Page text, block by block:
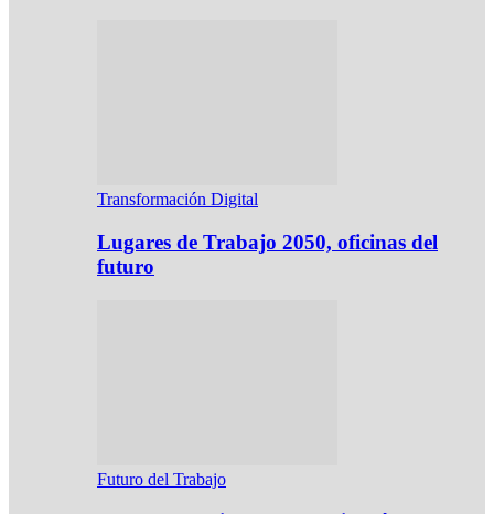
Transformación Digital
Lugares de Trabajo 2050, oficinas del
futuro
Futuro del Trabajo